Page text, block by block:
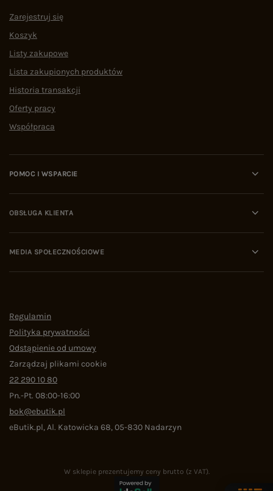
Zarejestruj się
Koszyk
Listy zakupowe
Lista zakupionych produktów
Historia transakcji
Oferty pracy
Współpraca
POMOC I WSPARCIE
OBSŁUGA KLIENTA
MEDIA SPOŁECZNOŚCIOWE
Regulamin
Polityka prywatności
Odstąpienie od umowy
Zarządzaj plikami cookie
22 290 10 80
Pn.-Pt. 08:00-16:00
bok@ebutik.pl
eButik.pl,Al. Katowicka 68,05-830 Nadarzyn
W sklepie prezentujemy ceny brutto (z VAT).